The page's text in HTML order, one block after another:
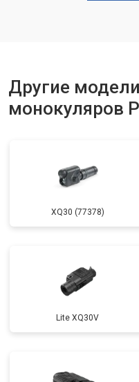
Другие
монокуляров
XQ30 (77378)
Lite XQ30V